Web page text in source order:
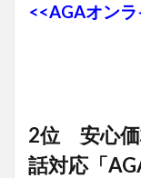
<<AGAオン
2位 安心価
話対応「